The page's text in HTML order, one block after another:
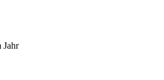
Jahr